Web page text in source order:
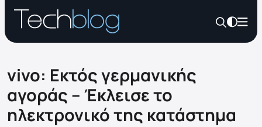
vivo: Εκτός γερμανικής
αγοράς – Έκλεισε το
ηλεκτρονικό της κατάστημα